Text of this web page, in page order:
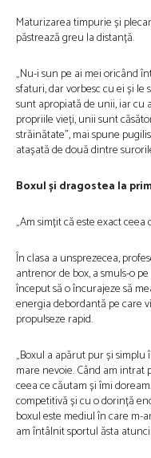
Maturizarea timpurie și
păstrează greu la distanță.
„Nu-i sun pe ai mei oricând
sfaturi, dar vorbesc cu ei și
sunt apropiată de unii, iar cu
propriile vieți, unii sunt
străinătate”, mai spune
atașată de două dintre
Boxul și dragostea la
„Am simțit că este exact
În clasa a unsprezecea,
antrenor de box, a smuls-o
început să o încurajeze să
energia debordantă pe care
propulseze rapid.
„Boxul a apărut pur și
mare nevoie. Când am intrat
ceea ce căutam și îmi
competitivă și cu o dorință
boxul este mediul în care m-
am întâlnit sportul ăsta